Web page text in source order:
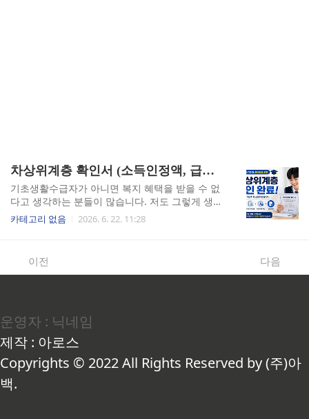
차상위계층 확인서 (소득인정액, 급여감면, 발급절차)
기초생활수급자가 아니면 복지 혜택을 받을 수 없
다고 생각하는 분들이 많습니다. 저도 그렇게 생각
했습니다. 그런데 차상위계층 확인서 한 장으로 통
신비, 전기요금, 문화생활 바우처까지 동시에 줄일
니다. 이 글은 제가 직접 발급받고 혜택을 하나씩
자가 가장 먼저 꺼낸 말이 "소득인정액이 얼마
냐"였습니다. 여기서 소득인정액이란 단순히 월급
만 보는 게 아니라, 근로소득에 재산을 소득으로 환
산한 금액까지 합산한 수치입니다. 쉽게 말해 "이
가구가 실질적으로 얼마나 버는가"를 국가..
카테고리 없음 2026. 6. 22. 11:28
이전 다음
운영자 : 닉네임
제작 : 아로스
Copyrights © 2022 All Rights Reserved by (주)아
백.